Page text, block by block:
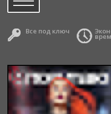
Все под ключ